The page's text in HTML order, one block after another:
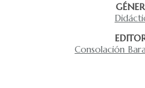
Consolación